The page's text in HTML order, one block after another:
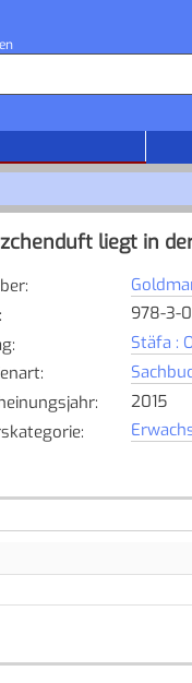
liegt in
:
978-3-
:
Stäfa :
:
:
2015
: